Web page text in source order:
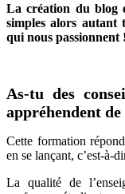
La création du blog
simples alors autant
qui nous passionnent !
As-tu des
appréhendent
Cette formation
en se lançant, c’est-à-
La qualité de